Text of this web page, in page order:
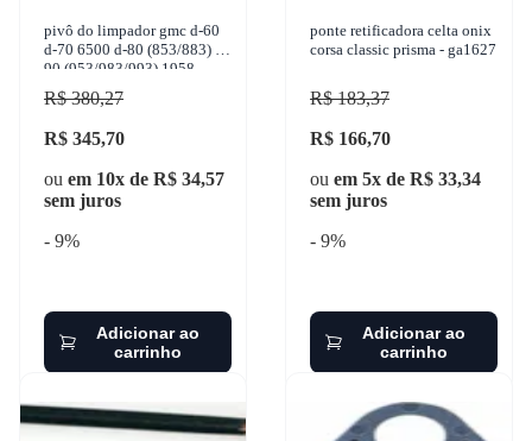
pivô do limpador gmc d-60
d-70 6500 d-80 (853/883) d-
90 (953/983/993) 1958-
1985 granero - 86
R$ 380,27
R$ 345,70
ou em 10x de R$ 34,57
sem juros
- 9%
Adicionar ao
carrinho
ponte retificadora celta onix
corsa classic prisma - ga1627
R$ 183,37
R$ 166,70
ou em 5x de R$ 33,34
sem juros
- 9%
Adicionar ao
carrinho